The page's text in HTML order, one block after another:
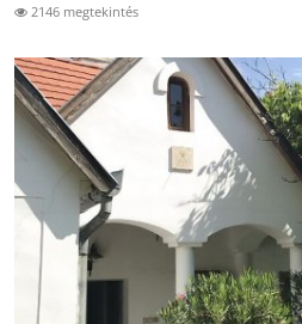
2146 megtekintés